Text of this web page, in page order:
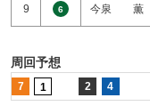
9 6 今泉 薫
周回予想
7 1 2 4